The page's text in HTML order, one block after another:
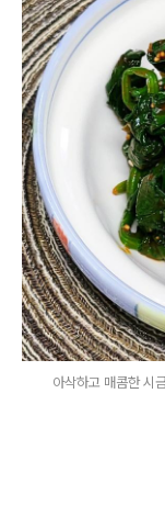
아삭하고 매콤한 시